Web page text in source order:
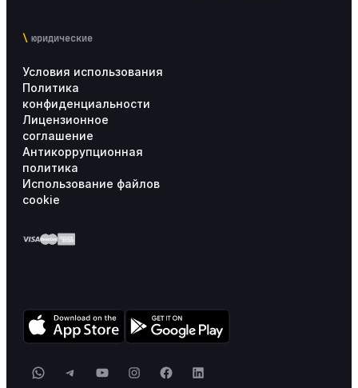
юридические
Условия использования
Политика
конфиденциальности
Лицензионное
соглашение
Антикоррупционная
политика
Использование файлов
cookie
WhatsApp
TelegramYouTubeInstagram
FacebookLinkedIn